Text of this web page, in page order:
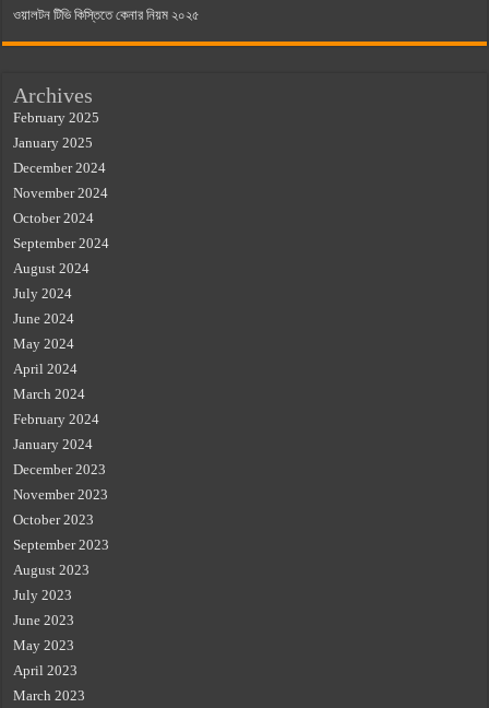
ওয়ালটন টিভি কিস্তিতে কেনার নিয়ম ২০২৫
Archives
February 2025
January 2025
December 2024
November 2024
October 2024
September 2024
August 2024
July 2024
June 2024
May 2024
April 2024
March 2024
February 2024
January 2024
December 2023
November 2023
October 2023
September 2023
August 2023
July 2023
June 2023
May 2023
April 2023
March 2023